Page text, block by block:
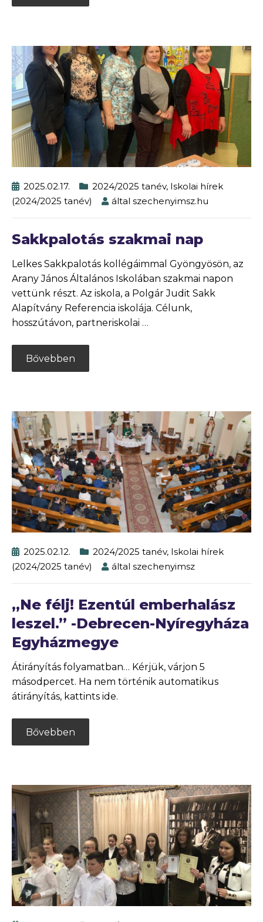
2025.02.17. 2024/2025 tanév, Iskolai hírek
(2024/2025 tanév)
által szechenyimsz.hu
Sakkpalotás szakmai nap
Lelkes Sakkpalotás kollégáimmal Gyöngyösön, az
Arany János Általános Iskolában szakmai napon
vettünk részt. Az iskola, a Polgár Judit Sakk
Alapítvány Referencia iskolája. Célunk,
hosszútávon, partneriskolai …
Bővebben
2025.02.12. 2024/2025 tanév, Iskolai hírek
(2024/2025 tanév)
által szechenyimsz
„Ne félj! Ezentúl emberhalász
leszel.” -Debrecen-Nyíregyháza
Egyházmegye
Átirányítás folyamatban… Kérjük, várjon 5
másodpercet. Ha nem történik automatikus
átirányítás, kattints ide.
Bővebben